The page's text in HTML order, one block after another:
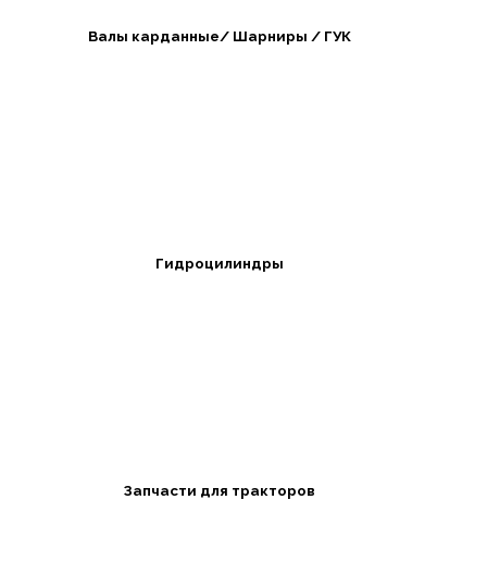
Валы карданные/ Шарниры / ГУК
Гидроцилиндры
Запчасти для тракторов